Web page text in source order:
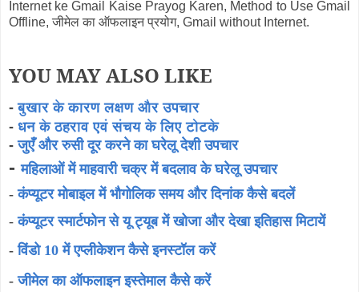
Internet ke Gmail Kaise Prayog Karen, Method to Use Gmail
Offline, जीमेल का ऑफलाइन प्रयोग, Gmail without Internet.
YOU MAY ALSO LIKE
-बुखार के कारण लक्षण और उपचार
- धन के ठहराव एवं संचय के लिए टोटके
-जुएँ और रुसी दूर करने का घरेलू देशी उपचार
-महिलाओं में माहवारी चक्र में बदलाव के घरेलू उपचार
-कंप्यूटर मोबाइल में भौगोलिक समय और दिनांक कैसे बदलें
- कंप्यूटर स्मार्टफोन से यू ट्यूब में खोजा और देखा इतिहास मिटायें
-विंडो 10 में एप्लीकेशन कैसे इनस्टॉल करें
-जीमेल का ऑफलाइन इस्तेमाल कैसे करें